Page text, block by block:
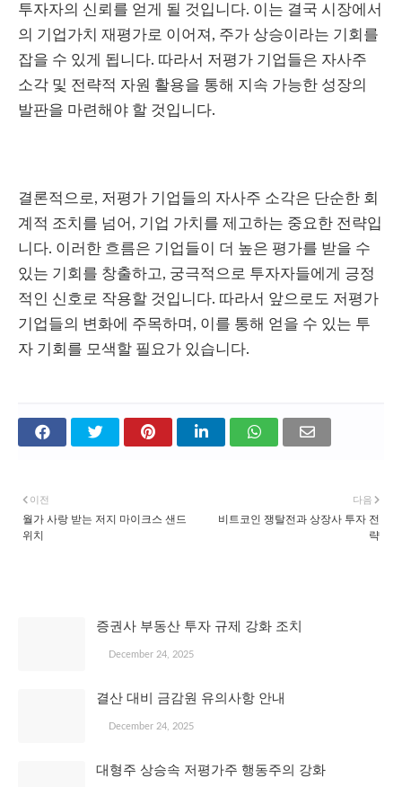
투자자의 신뢰를 얻게 될 것입니다. 이는 결국 시장에서
의 기업가치 재평가로 이어져, 주가 상승이라는 기회를
잡을 수 있게 됩니다. 따라서 저평가 기업들은 자사주
소각 및 전략적 자원 활용을 통해 지속 가능한 성장의
발판을 마련해야 할 것입니다.
결론적으로, 저평가 기업들의 자사주 소각은 단순한 회
계적 조치를 넘어, 기업 가치를 제고하는 중요한 전략입
니다. 이러한 흐름은 기업들이 더 높은 평가를 받을 수
있는 기회를 창출하고, 궁극적으로 투자자들에게 긍정
적인 신호로 작용할 것입니다. 따라서 앞으로도 저평가
기업들의 변화에 주목하며, 이를 통해 얻을 수 있는 투
자 기회를 모색할 필요가 있습니다.
다음
비트코인 쟁탈전과 상장사 투자 전
략
이전
월가 사랑 받는 저지 마이크스 샌드
위치
증권사 부동산 투자 규제 강화 조치
December 24, 2025
결산 대비 금감원 유의사항 안내
December 24, 2025
대형주 상승속 저평가주 행동주의 강화